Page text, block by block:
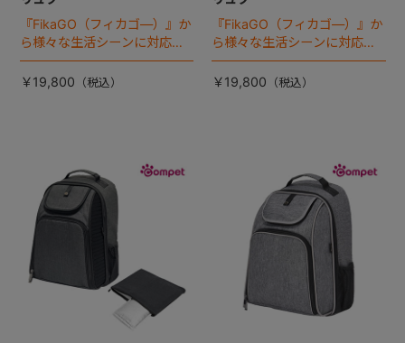
『FikaGO（フィカゴ―）』か
ら様々な生活シーンに対応す
る猫＆超小型犬用 ペットキャ
リー 『トリュフ』 登場！
￥19,800
『FikaGO（フィカゴ―）』か
ら様々な生活シーンに対応す
る猫＆超小型犬用 ペットキャ
リー 『トリュフ』 登場！
￥19,800